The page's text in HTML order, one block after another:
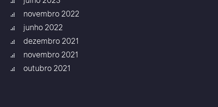
novembro 2022
junho 2022
dezembro 2021
novembro 2021
outubro 2021